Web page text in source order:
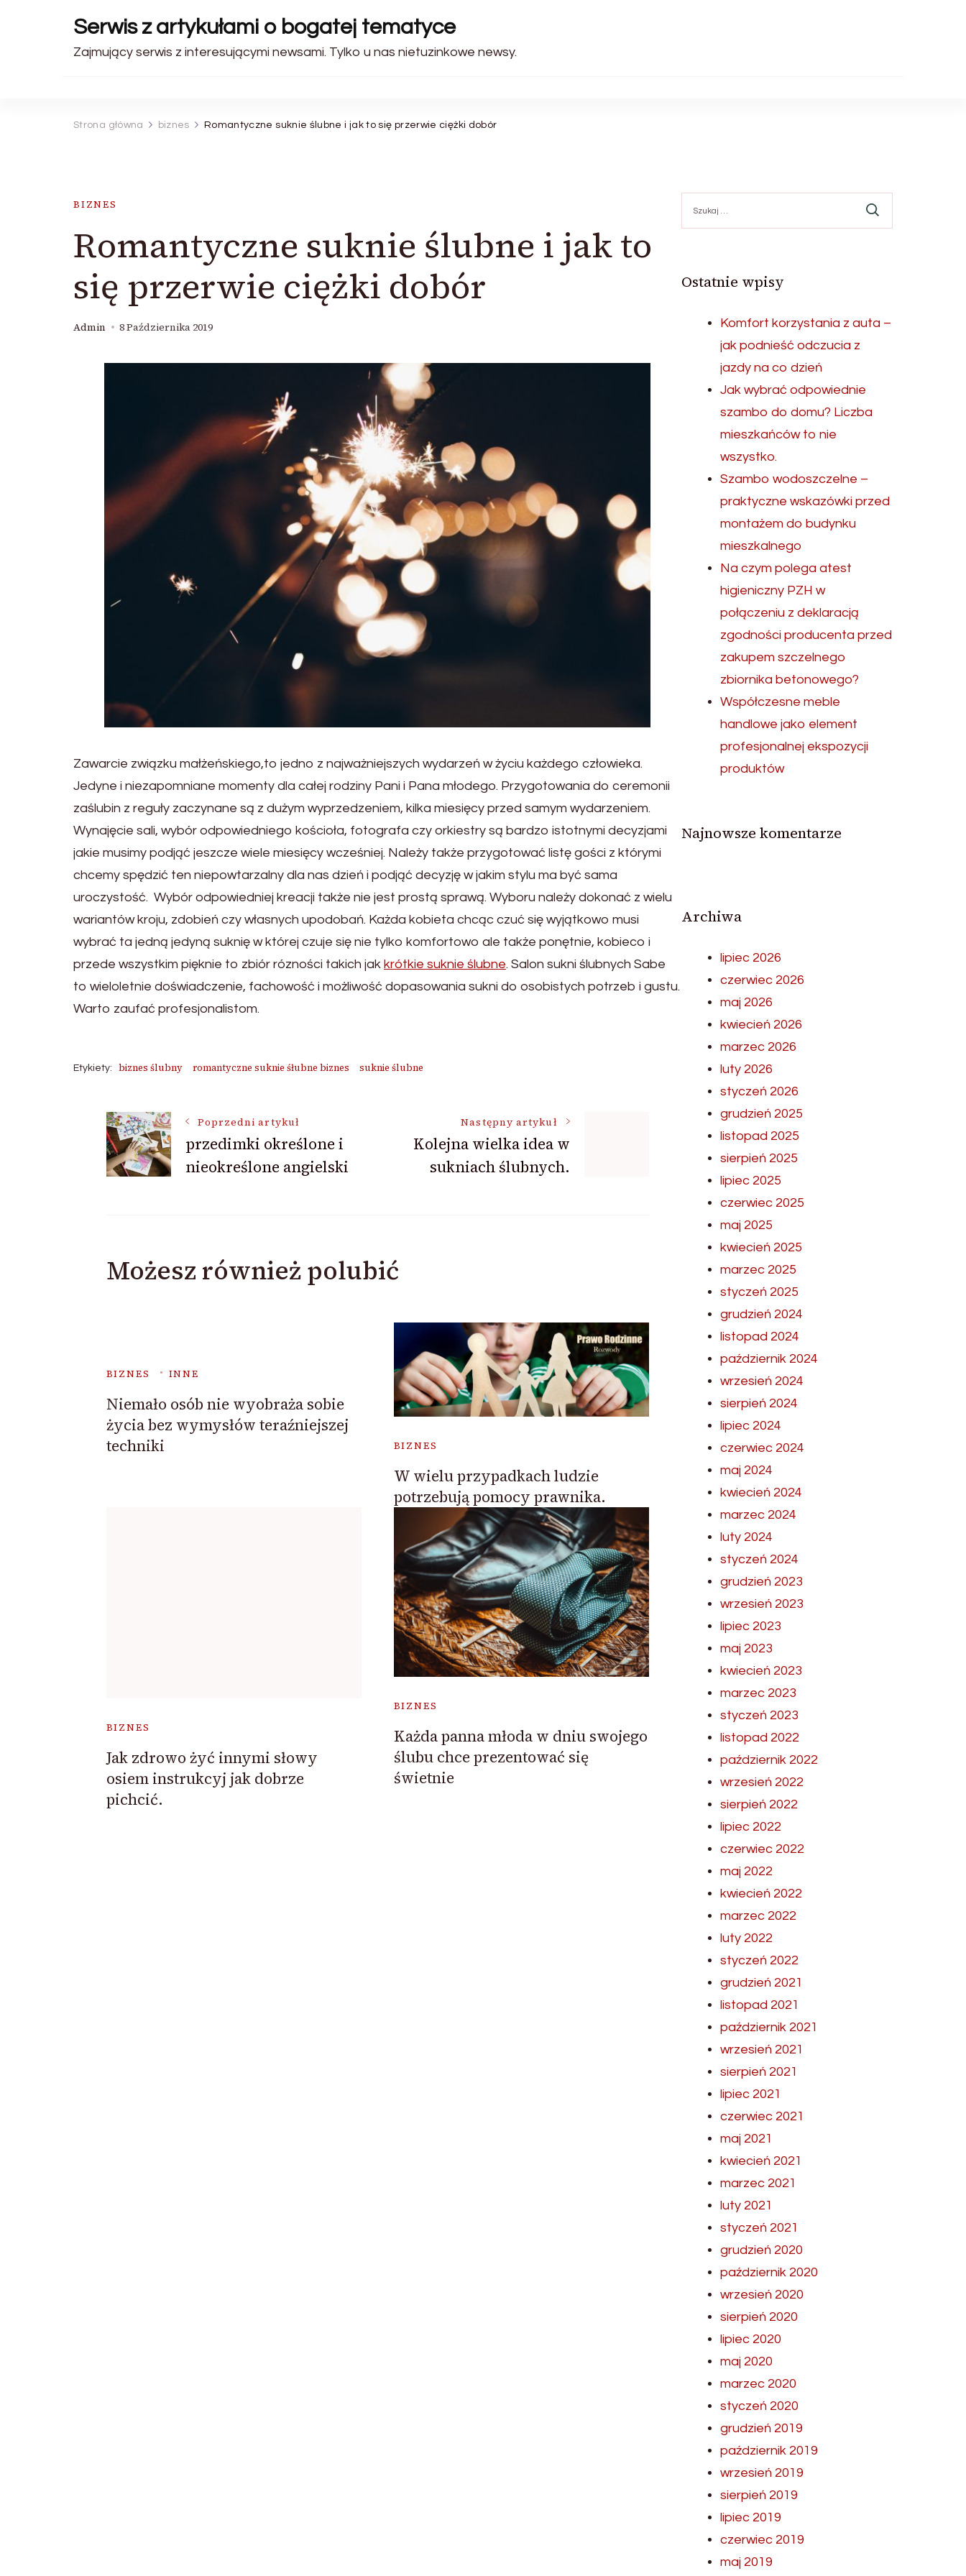
Serwis z artykułami o bogatej tematyce
Zajmujący serwis z interesującymi newsami. Tylko u nas nietuzinkowe newsy.
Strona główna biznes Romantyczne suknie ślubne i jak to się przerwie ciężki dobór
BIZNES
Romantyczne suknie ślubne i jak to
się przerwie ciężki dobór
Admin 8 Października 2019
Zawarcie związku małżeńskiego,to jedno z najważniejszych wydarzeń w życiu każdego człowieka.
Jedyne i niezapomniane momenty dla całej rodziny Pani i Pana młodego. Przygotowania do ceremonii
zaślubin z reguły zaczynane są z dużym wyprzedzeniem, kilka miesięcy przed samym wydarzeniem.
Wynajęcie sali, wybór odpowiedniego kościoła, fotografa czy orkiestry są bardzo istotnymi decyzjami
jakie musimy podjąć jeszcze wiele miesięcy wcześniej. Należy także przygotować listę gości z którymi
chcemy spędzić ten niepowtarzalny dla nas dzień i podjąć decyzję w jakim stylu ma być sama
uroczystość. Wybór odpowiedniej kreacji także nie jest prostą sprawą. Wyboru należy dokonać z wielu
wariantów kroju, zdobień czy własnych upodobań. Każda kobieta chcąc czuć się wyjątkowo musi
wybrać ta jedną jedyną suknię w której czuje się nie tylko komfortowo ale także ponętnie, kobieco i
przede wszystkim pięknie to zbiór rózności takich jak krótkie suknie ślubne. Salon sukni ślubnych Sabe
to wieloletnie doświadczenie, fachowość i możliwość dopasowania sukni do osobistych potrzeb i gustu.
Warto zaufać profesjonalistom.
Etykiety: biznes ślubny romantyczne suknie śłubne biznes suknie ślubne
Nawigacja
wpisu
Poprzedni artykuł
przedimki określone i
nieokreślone angielski
Następny artykuł
Kolejna wielka idea w
sukniach ślubnych.
Możesz również polubić
BIZNES INNE
Niemało osób nie wyobraża sobie
życia bez wymysłów teraźniejszej
techniki
BIZNES
W wielu przypadkach ludzie
potrzebują pomocy prawnika.
BIZNES
Jak zdrowo żyć innymi słowy
osiem instrukcyj jak dobrze
pichcić.
BIZNES
Każda panna młoda w dniu swojego
ślubu chce prezentować się
świetnie
Ostatnie wpisy
Komfort korzystania z auta –
jak podnieść odczucia z
jazdy na co dzień
Jak wybrać odpowiednie
szambo do domu? Liczba
mieszkańców to nie
wszystko.
Szambo wodoszczelne –
praktyczne wskazówki przed
montażem do budynku
mieszkalnego
Na czym polega atest
higieniczny PZH w
połączeniu z deklaracją
zgodności producenta przed
zakupem szczelnego
zbiornika betonowego?
Współczesne meble
handlowe jako element
profesjonalnej ekspozycji
produktów
Najnowsze komentarze
Archiwa
lipiec 2026
czerwiec 2026
maj 2026
kwiecień 2026
marzec 2026
luty 2026
styczeń 2026
grudzień 2025
listopad 2025
sierpień 2025
lipiec 2025
czerwiec 2025
maj 2025
kwiecień 2025
marzec 2025
styczeń 2025
grudzień 2024
listopad 2024
październik 2024
wrzesień 2024
sierpień 2024
lipiec 2024
czerwiec 2024
maj 2024
kwiecień 2024
marzec 2024
luty 2024
styczeń 2024
grudzień 2023
wrzesień 2023
lipiec 2023
maj 2023
kwiecień 2023
marzec 2023
styczeń 2023
listopad 2022
październik 2022
wrzesień 2022
sierpień 2022
lipiec 2022
czerwiec 2022
maj 2022
kwiecień 2022
marzec 2022
luty 2022
styczeń 2022
grudzień 2021
listopad 2021
październik 2021
wrzesień 2021
sierpień 2021
lipiec 2021
czerwiec 2021
maj 2021
kwiecień 2021
marzec 2021
luty 2021
styczeń 2021
grudzień 2020
październik 2020
wrzesień 2020
sierpień 2020
lipiec 2020
maj 2020
marzec 2020
styczeń 2020
grudzień 2019
październik 2019
wrzesień 2019
sierpień 2019
lipiec 2019
czerwiec 2019
maj 2019